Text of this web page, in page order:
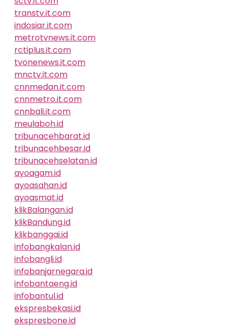
transtv.it.com
indosiar.it.com
metrotvnews.it.com
rctiplus.it.com
tvonenews.it.com
mnctv.it.com
cnnmedan.it.com
cnnmetro.it.com
cnnbali.it.com
meulaboh.id
tribunacehbarat.id
tribunacehbesar.id
tribunacehselatan.id
ayoagam.id
ayoasahan.id
ayoasmat.id
klikBalangan.id
klikBandung.id
klikbanggai.id
infobangkalan.id
infobangli.id
infobanjarnegara.id
infobantaeng.id
infobantul.id
ekspresbekasi.id
ekspresbone.id